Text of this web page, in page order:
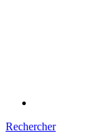
Rechercher